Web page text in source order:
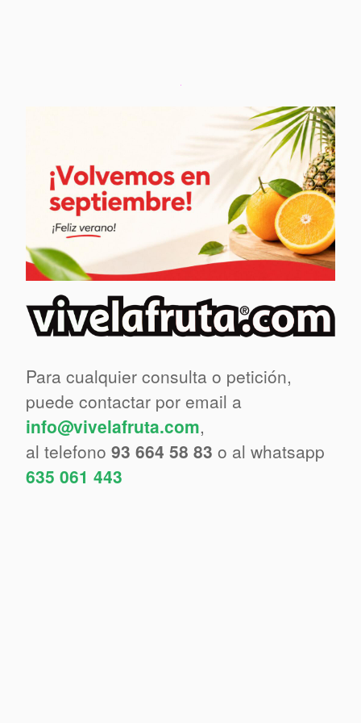
Para cualquier consulta o petición,
puede contactar por email a
info@vivelafruta.com,
al telefono 93 664 58 83 o al whatsapp
635 061 443